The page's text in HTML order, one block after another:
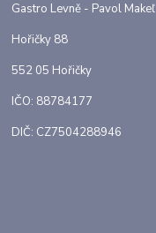
Gastro Levně - Pavol Makeľ
Hořičky 88
552 05 Hořičky
IČO: 88784177
DIČ: CZ7504288946